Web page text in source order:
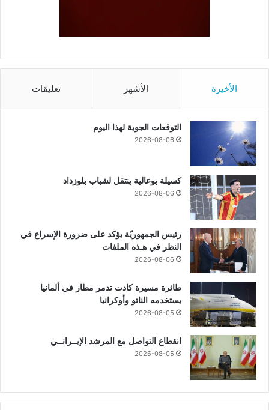
الأخيرة الأشهر تعليقات
التوقعات الجوية لهذا اليوم
2026-08-06
كسيلة بوعالية ينتقل لشباب بلوزداد
2026-08-06
رئيس الجمهوريّة يؤكد على ضرورة الإسراع في
النظر في هـذه الملفات
2026-08-06
طائرة مسيرة كادت تدمر مطار في ألمانيا
يستخدمه الناتو وأوكرانيا
2026-08-05
انقطاع التواصل مع المرشد الإيــرانــي
2026-08-05